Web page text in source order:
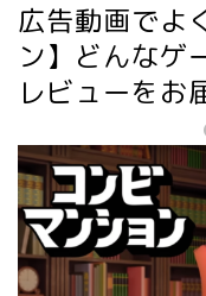
広告動画でよ
ン】どんなゲ
レビューをお